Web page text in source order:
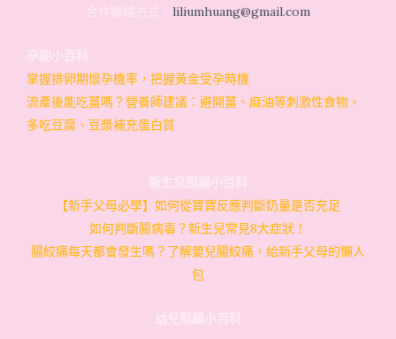
liliumhuang@gmail.com
掌握排卵期懷孕機率，把握黃金受孕時機
流產後能吃薑嗎？營養師建議：避開薑、麻油等刺激性食物，
多吃豆腐、豆漿補充蛋白質
【新手父母必學】如何從寶寶反應判斷奶量是否充足
如何判斷腸病毒？新生兒常見8大症狀！
腸絞痛每天都會發生嗎？了解嬰兒腸絞痛，給新手父母的懶人
包